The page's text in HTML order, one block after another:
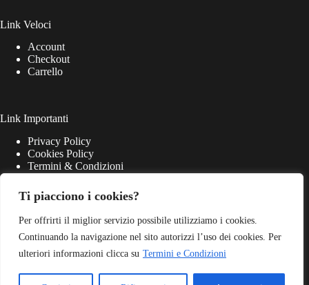
Ti piacciono i cookies?
Per offrirti il miglior servizio possibile utilizziamo i cookies.
Continuando la navigazione nel sito autorizzi l’uso dei cookies. Per
ulteriori informazioni clicca su Termini e Condizioni
Link Veloci
Account
Checkout
Carrello
Link Importanti
Privacy Policy
Cookies Policy
Termini & Condizioni